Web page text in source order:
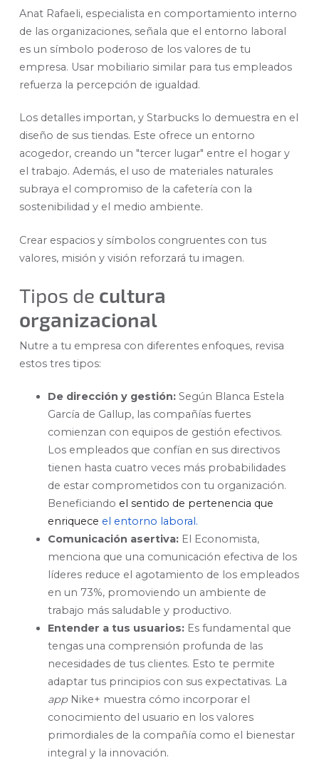
Anat Rafaeli, especialista en comportamiento interno
de las organizaciones, señala que el entorno laboral
es un símbolo poderoso de los valores de tu
empresa. Usar mobiliario similar para tus empleados
refuerza la percepción de igualdad.
Los detalles importan, y Starbucks lo demuestra en el
diseño de sus tiendas. Este ofrece un entorno
acogedor, creando un "tercer lugar" entre el hogar y
el trabajo. Además, el uso de materiales naturales
subraya el compromiso de la cafetería con la
sostenibilidad y el medio ambiente.
Crear espacios y símbolos congruentes con tus
valores, misión y visión reforzará tu imagen.
Tipos de cultura
organizacional
Nutre a tu empresa con diferentes enfoques, revisa
estos tres tipos:
De dirección y gestión: Según Blanca Estela
García de Gallup, las compañías fuertes
comienzan con equipos de gestión efectivos.
Los empleados que confían en sus directivos
tienen hasta cuatro veces más probabilidades
de estar comprometidos con tu organización.
Beneficiando el sentido de pertenencia que
enriquece el entorno laboral.
Comunicación asertiva: El Economista,
menciona que una comunicación efectiva de los
líderes reduce el agotamiento de los empleados
en un 73%, promoviendo un ambiente de
trabajo más saludable y productivo.
Entender a tus usuarios: Es fundamental que
tengas una comprensión profunda de las
necesidades de tus clientes. Esto te permite
adaptar tus principios con sus expectativas. La
app Nike+ muestra cómo incorporar el
conocimiento del usuario en los valores
primordiales de la compañía como el bienestar
integral y la innovación.